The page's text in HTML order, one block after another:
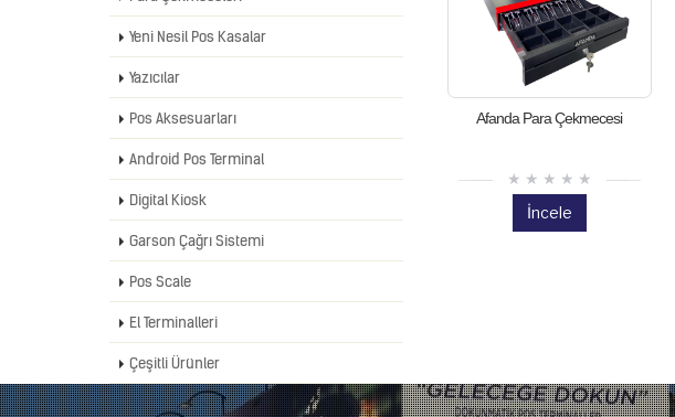
Afanda Para Çekmecesi
İncele
Yeni Nesil Pos Kasalar
Yazıcılar
Pos Aksesuarları
Android Pos Terminal
Digital Kiosk
Garson Çağrı Sistemi
Pos Scale
El Terminalleri
Çeşitli Ürünler